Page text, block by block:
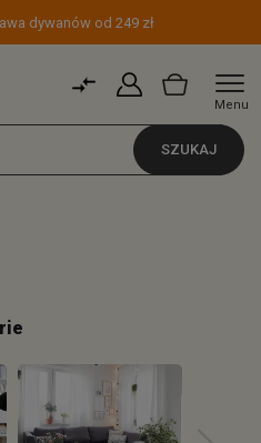
dywanów od 249 zł
Menu
SZUKAJ